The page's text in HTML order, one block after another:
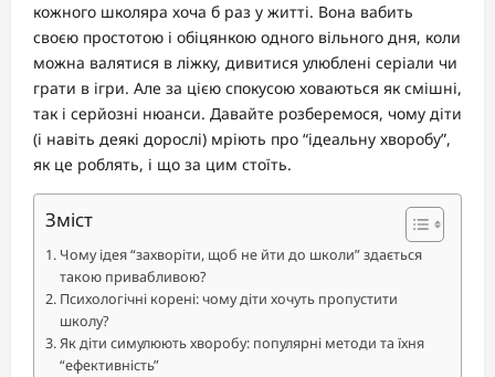
кожного школяра хоча б раз у житті. Вона вабить
своєю простотою і обіцянкою одного вільного дня, коли
можна валятися в ліжку, дивитися улюблені серіали чи
грати в ігри. Але за цією спокусою ховаються як смішні,
так і серйозні нюанси. Давайте розберемося, чому діти
(і навіть деякі дорослі) мріють про “ідеальну хворобу”,
як це роблять, і що за цим стоїть.
Зміст
Чому ідея “захворіти, щоб не йти до школи” здається
такою привабливою?
Психологічні корені: чому діти хочуть пропустити
школу?
Як діти симулюють хворобу: популярні методи та їхня
“ефективність”